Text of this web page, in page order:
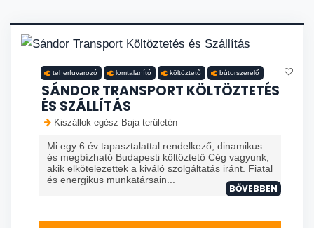
teherfuvarozó lomtalanító költöztető bútorszerelő
SÁNDOR TRANSPORT KÖLTÖZTETÉS
ÉS SZÁLLÍTÁS
Kiszállok egész Baja területén
Mi egy 6 év tapasztalattal rendelkező, dinamikus
és megbízható Budapesti költöztető Cég vagyunk,
akik elkötelezettek a kiváló szolgáltatás iránt. Fiatal
és energikus munkatársain...
BŐVEBBEN